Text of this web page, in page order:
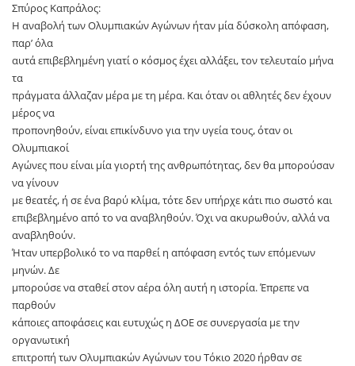
Σπύρος Καπράλος:
Η αναβολή των Ολυμπιακών Αγώνων ήταν μία δύσκολη απόφαση,
παρ’ όλα
αυτά επιβεβλημένη γιατί ο κόσμος έχει αλλάξει, τον τελευταίο μήνα
τα
πράγματα άλλαζαν μέρα με τη μέρα. Και όταν οι αθλητές δεν έχουν
μέρος να
προπονηθούν, είναι επικίνδυνο για την υγεία τους, όταν οι
Ολυμπιακοί
Αγώνες που είναι μία γιορτή της ανθρωπότητας, δεν θα μπορούσαν
να γίνουν
με θεατές, ή σε ένα βαρύ κλίμα, τότε δεν υπήρχε κάτι πιο σωστό και
επιβεβλημένο από το να αναβληθούν. Όχι να ακυρωθούν, αλλά να
αναβληθούν.
Ήταν υπερβολικό το να παρθεί η απόφαση εντός των επόμενων
μηνών. Δε
μπορούσε να σταθεί στον αέρα όλη αυτή η ιστορία. Έπρεπε να
παρθούν
κάποιες αποφάσεις και ευτυχώς η ΔΟΕ σε συνεργασία με την
οργανωτική
επιτροπή των Ολυμπιακών Αγώνων του Τόκιο 2020 ήρθαν σε